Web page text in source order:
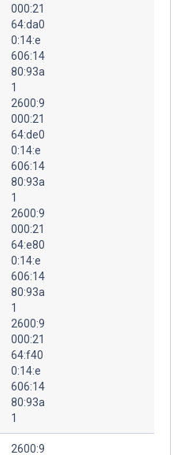
000:21
64:da0
0:14:e
606:14
80:93a
1
2600:9
000:21
64:de0
0:14:e
606:14
80:93a
1
2600:9
000:21
64:e80
0:14:e
606:14
80:93a
1
2600:9
000:21
64:f40
0:14:e
606:14
80:93a
1
2600:9